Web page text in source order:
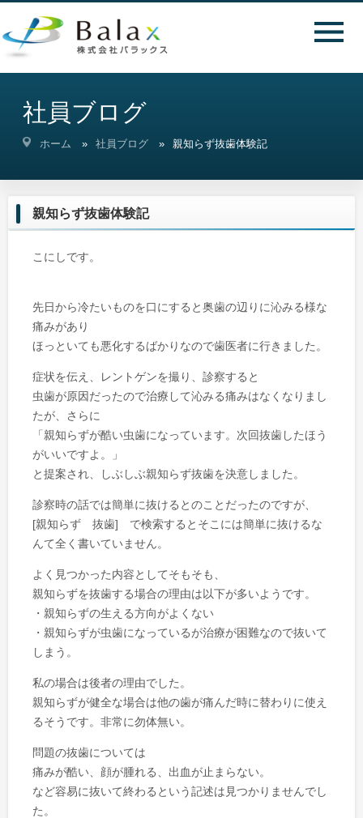
社員ブログ
ホーム 社員ブログ 親知らず抜歯体験記
親知らず抜歯体験記
こにしです。
先日から冷たいものを口にすると奥歯の辺りに沁みる様な
痛みがあり
ほっといても悪化するばかりなので歯医者に行きました。
症状を伝え、レントゲンを撮り、診察すると
虫歯が原因だったので治療して沁みる痛みはなくなりまし
たが、さらに
「親知らずが酷い虫歯になっています。次回抜歯したほう
がいいですよ。」
と提案され、しぶしぶ親知らず抜歯を決意しました。
診察時の話では簡単に抜けるとのことだったのですが、
[親知らず 抜歯] で検索するとそこには簡単に抜けるな
んて全く書いていません。
よく見つかった内容としてそもそも、
親知らずを抜歯する場合の理由は以下が多いようです。
・親知らずの生える方向がよくない
・親知らずが虫歯になっているが治療が困難なので抜いて
しまう。
私の場合は後者の理由でした。
親知らずが健全な場合は他の歯が痛んだ時に替わりに使え
るそうです。非常に勿体無い。
問題の抜歯については
痛みが酷い、顔が腫れる、出血が止まらない。
など容易に抜いて終わるという記述は見つかりませんでし
た。